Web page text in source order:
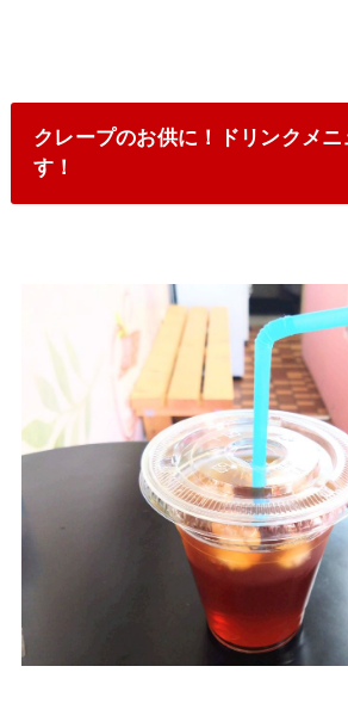
クレープのお供に！ドリンクメニ
す！